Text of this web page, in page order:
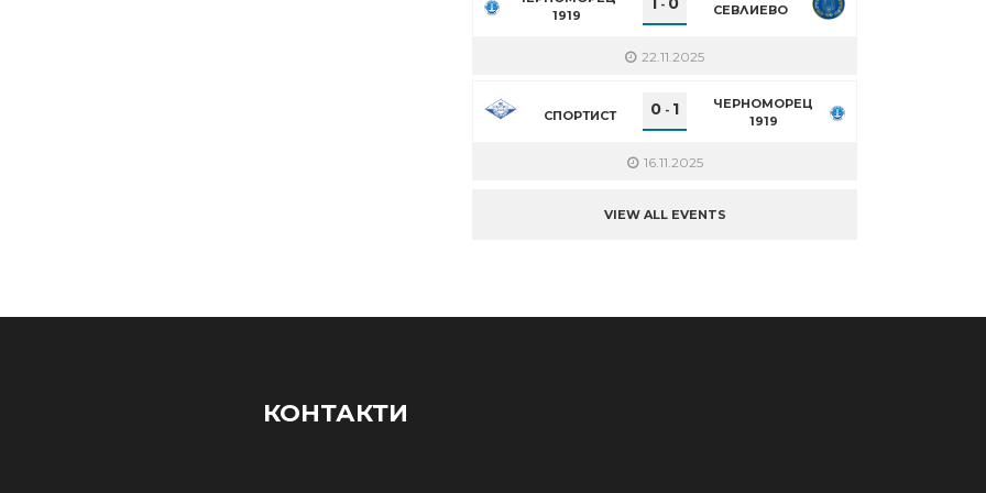
1919
- СЕВЛИЕВО
22.11.2025
СПОРТИСТ 0 - 1
ЧЕРНОМОРЕЦ
1919
16.11.2025
VIEW ALL EVENTS
КОНТАКТИ